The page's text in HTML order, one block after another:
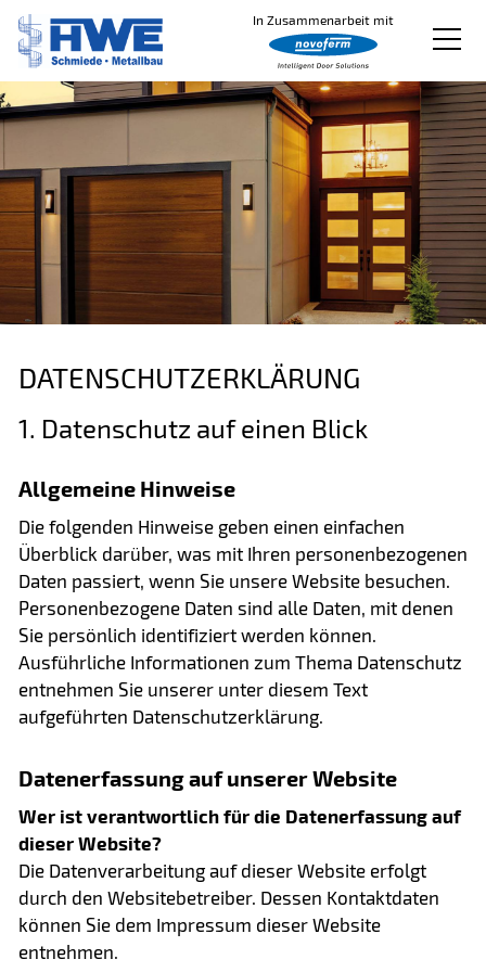
In Zusammenarbeit mit
Produkte
Produkt konfigurieren
Bildergalerie
Service
Downloads
Kontakt
DATENSCHUTZERKLÄRUNG
1. Datenschutz auf einen Blick
Allgemeine Hinweise
Die folgenden Hinweise geben einen einfachen
Überblick darüber, was mit Ihren personenbezogenen
Daten passiert, wenn Sie unsere Website besuchen.
Personenbezogene Daten sind alle Daten, mit denen
Sie persönlich identifiziert werden können.
Ausführliche Informationen zum Thema Datenschutz
entnehmen Sie unserer unter diesem Text
aufgeführten Datenschutzerklärung.
Datenerfassung auf unserer Website
Wer ist verantwortlich für die Datenerfassung auf
dieser Website?
Die Datenverarbeitung auf dieser Website erfolgt
durch den Websitebetreiber. Dessen Kontaktdaten
können Sie dem Impressum dieser Website
entnehmen.